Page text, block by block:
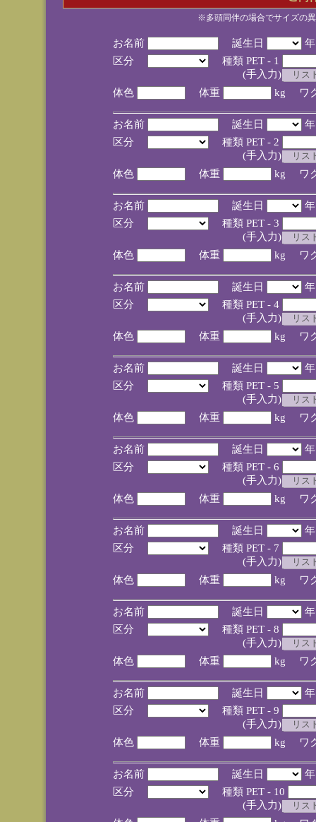
※多頭同伴の場合でサイズの
お名前 誕生日
区分
種類 PET - 1
(手入力)
体色
体重 kg ワ
お名前 誕生日
区分
種類 PET - 2
(手入力)
体色
体重 kg ワ
お名前 誕生日
区分
種類 PET - 3
(手入力)
体色
体重 kg ワ
お名前 誕生日
区分
種類 PET - 4
(手入力)
体色
体重 kg ワ
お名前 誕生日
区分
種類 PET - 5
(手入力)
体色
体重 kg ワ
お名前 誕生日
区分
種類 PET - 6
(手入力)
体色
体重 kg ワ
お名前 誕生日
区分
種類 PET - 7
(手入力)
体色
体重 kg ワ
お名前 誕生日
区分
種類 PET - 8
(手入力)
体色
体重 kg ワ
お名前 誕生日
区分
種類 PET - 9
(手入力)
体色
体重 kg ワ
お名前 誕生日
区分
種類 PET - 10
(手入力)